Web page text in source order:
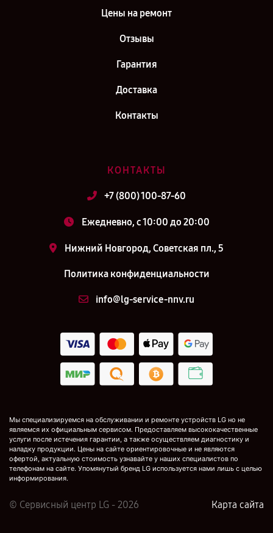
Цены на ремонт
Отзывы
Гарантия
Доставка
Контакты
КОНТАКТЫ
+7 (800) 100-87-60
Ежедневно, с 10:00 до 20:00
Нижний Новгород, Советская пл., 5
Политика конфиденциальности
info@lg-service-nnv.ru
Мы специализируемся на обслуживании и ремонте устройств LG но не
являемся их официальным сервисом. Предоставляем высококачественные
услуги после истечения гарантии, а также осуществляем диагностику и
наладку продукции. Цены на сайте ориентировочные и не являются
офертой, актуальную стоимость узнавайте у наших специалистов по
телефонам на сайте. Упомянутый бренд LG используется нами лишь с целью
информирования.
© Сервисный центр LG - 2026 Карта сайта